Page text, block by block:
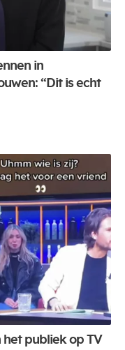
in
“Dit is echt
publiek op TV